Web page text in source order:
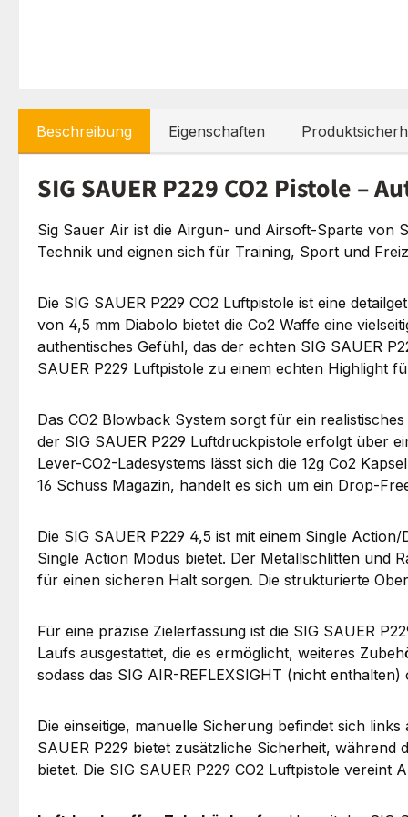
Beschreibung Eigenschaften
SIG SAUER P229 CO2 Pistole –
Sig Sauer Air ist die Airgun- und Airsoft-Sparte von
Technik und eignen sich für Training, Sport und
Die SIG SAUER P229 CO2 Luftpistole ist eine
von 4,5 mm Diabolo bietet die Co2 Waffe eine
authentisches Gefühl, das der echten SIG SAUER
SAUER P229 Luftpistole zu einem echten Highlight
Das CO2 Blowback System sorgt für ein
der SIG SAUER P229 Luftdruckpistole erfolgt über
Lever-CO2-Ladesystems lässt sich die 12g Co2
16 Schuss Magazin, handelt es sich um ein Drop-
Die SIG SAUER P229 4,5 ist mit einem Single
Single Action Modus bietet. Der Metallschlitten und
für einen sicheren Halt sorgen. Die strukturierte
Für eine präzise Zielerfassung ist die SIG SAUER
Laufs ausgestattet, die es ermöglicht, weiteres
sodass das SIG AIR-REFLEXSIGHT (nicht
Die einseitige, manuelle Sicherung befindet sich
SAUER P229 bietet zusätzliche Sicherheit,
bietet. Die SIG SAUER P229 CO2 Luftpistole